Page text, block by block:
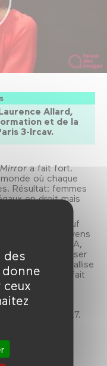
des
Allard,
et de la
3-Ircav.
a fait fort.
où chaque
Résultat: femmes
en droit mais
de la fiction. Sauf
classer ses citoyens
Aux USA,
pour passer
TES cristallise
noir» serait en fait
au 23 avril 2017.